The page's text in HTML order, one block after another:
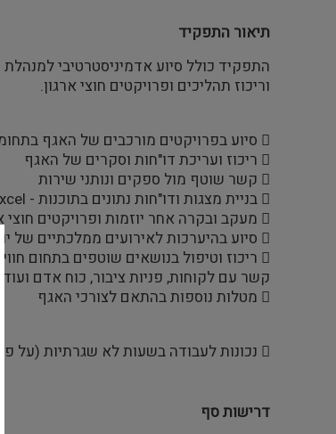
תיאור התפקיד
התפקיד כולל סיוע אדמיניסטרטיבי
וריכוז תהליכים ופרויקטים חוצי ארגון.
 סיוע בפרויקטים מורכבים של האגף בתחומים שונים ע&quot;פ תכנית העבודה של האגף
 ריכוז ועריכת דו"חות וסקרים של האגף
 קשר שוטף מול ספקים ונותני שירות
 בניית מצגות ודו"חות נתונים בתוכנות - Excel ו PowerPoint
 מעקב ובקרה אחר יוזמות ופרויקטים חוצי ארגון בתחום חווית לקוח (פרויקט שילוט, מכרזים ועוד)
 סיוע בהיערכות לאירועים ממלכתיים של יום הזיכרון לשואה ולגבורה ואירועים רשמיים של האגף
 ריכוז וטיפול בנושאים שוטפים בתחום חווית הלקוח, וסיוע אדמיניסטרטיבי כולל: ניהול יומן, מענה לטלפונים,
קשר עם לקוחות, פניות ציבור, כוח אדם ועוד
 מטלות נוספות בהתאם לצורכי האגף
 נכונות לעבודה בשעות לא שגרתיות (על פי הצורך)
דרישות סף